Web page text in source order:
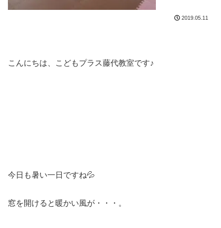
2019.05.11
こんにちは、こどもプラス藤代教室です♪
今日も暑い一日ですね💦
窓を開けると暖かい風が・・・。